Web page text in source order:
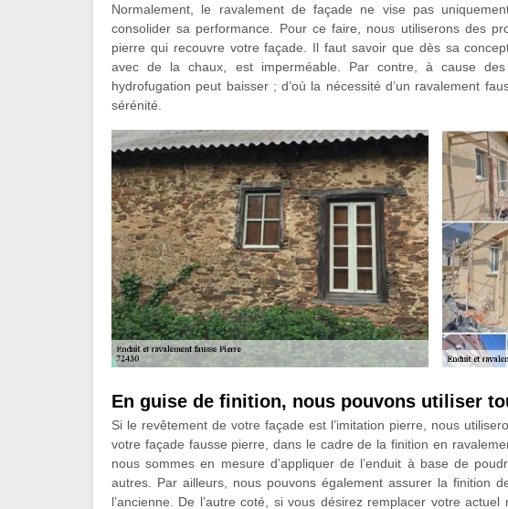
Normalement, le ravalement de façade ne vise pas
consolider sa performance. Pour ce faire, nous utiliserons des
pierre qui recouvre votre façade. Il faut savoir que dès sa
avec de la chaux, est imperméable. Par contre, à cause
hydrofugation peut baisser ; d’où la nécessité d’un ravalement
sérénité.
En guise de finition, nous pouvons utiliser
Si le revêtement de votre façade est l’imitation pierre, nous
votre façade fausse pierre, dans le cadre de la finition en
nous sommes en mesure d’appliquer de l’enduit à base de
autres. Par ailleurs, nous pouvons également assurer la finition
l’ancienne. De l’autre coté, si vous désirez remplacer votre